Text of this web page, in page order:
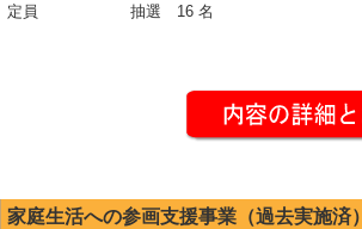
定員
抽選 16 名
家庭生活への参画支援事業（過去実施済）